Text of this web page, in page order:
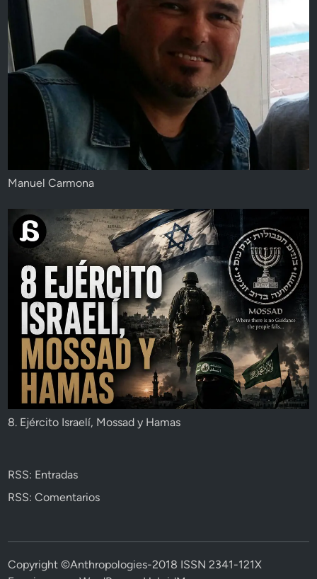
Manuel Carmona
8. Ejército Israelí, Mossad y Hamas
RSS: Entradas
RSS: Comentarios
Copyright ©Anthropologies-2018 ISSN 2341-121X